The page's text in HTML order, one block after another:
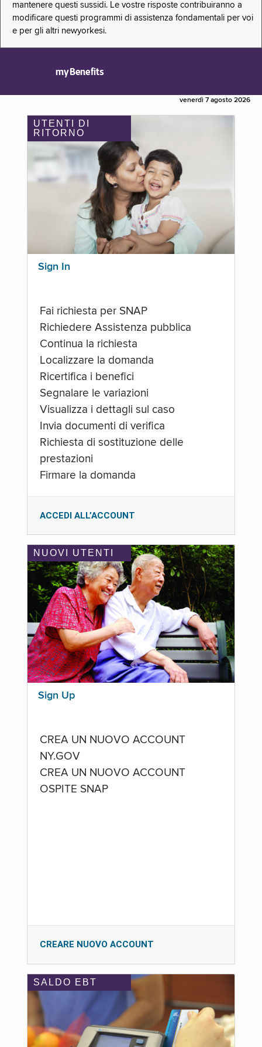
mantenere questi sussidi. Le vostre risposte contribuiranno a
modificare questi programmi di assistenza fondamentali per voi
e per gli altri newyorkesi.
myBenefits
venerdì 7 agosto 2026
UTENTI DI
RITORNO
Sign In
Fai richiesta per SNAP
Richiedere Assistenza pubblica
Continua la richiesta
Localizzare la domanda
Ricertifica i benefici
Segnalare le variazioni
Visualizza i dettagli sul caso
Invia documenti di verifica
Richiesta di sostituzione delle
prestazioni
Firmare la domanda
ACCEDI ALL’ACCOUNT
NUOVI UTENTI
Sign Up
CREA UN NUOVO ACCOUNT
NY.GOV
CREA UN NUOVO ACCOUNT
OSPITE SNAP
CREARE NUOVO ACCOUNT
SALDO EBT